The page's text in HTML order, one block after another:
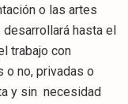
o las artes
hasta el
trabajo con
o no, privadas o
y sin necesidad